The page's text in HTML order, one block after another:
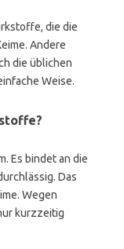
die die
Andere
die üblichen
Weise.
Es bindet an die
Das
Wegen
kurzzeitig